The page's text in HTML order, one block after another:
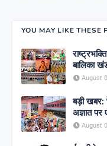
YOU MAY LIKE THESE
बालिका
August
बड़ी
अज्ञात
August